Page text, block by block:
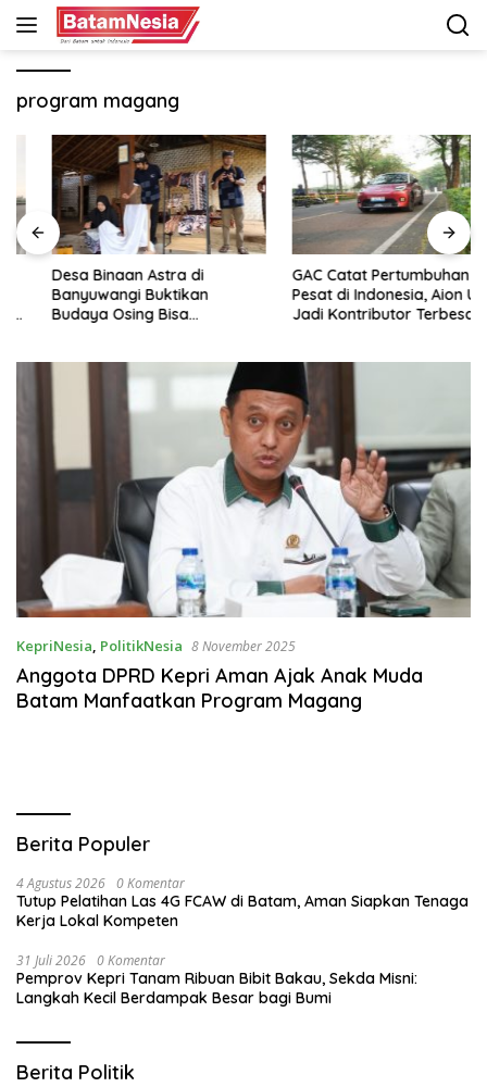
Langsung
program magang
Desa Binaan Astra di
Banyuwangi Buktikan
Budaya Osing Bisa
GAC Catat Pertumbuhan
Pesat di Indonesia, Aion UT
Jadi Kontributor Terbesar
KepriNesia, PolitikNesia 8 November 2025
Anggota DPRD Kepri Aman Ajak Anak Muda
Batam Manfaatkan Program Magang
Berita Populer
4 Agustus 2026 0 Komentar
Tutup Pelatihan Las 4G FCAW di Batam, Aman Siapkan Tenaga
Kerja Lokal Kompeten
31 Juli 2026 0 Komentar
Pemprov Kepri Tanam Ribuan Bibit Bakau, Sekda Misni:
Langkah Kecil Berdampak Besar bagi Bumi
Berita Politik